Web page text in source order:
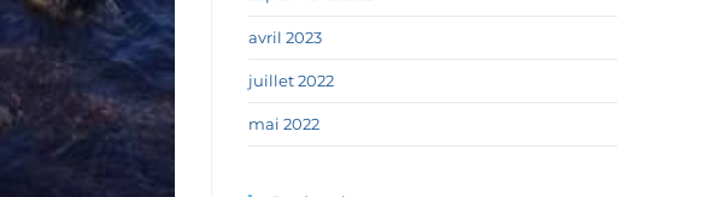
avril 2023
juillet 2022
mai 2022